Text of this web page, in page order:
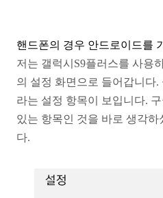
핸드폰의 경우 안드로이드를
저는 갤럭시S9플러스를 사용
의 설정 화면으로 들어갑니다.
라는 설정 항목이 보입니다.
있는 항목인 것을 바로 생각하
다.